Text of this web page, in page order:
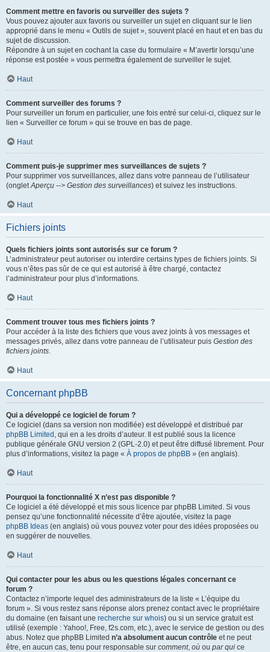
Comment mettre en favoris ou surveiller des sujets ?
Vous pouvez ajouter aux favoris ou surveiller un sujet en cliquant sur le lien
approprié dans le menu « Outils de sujet », souvent placé en haut et en bas du
sujet de discussion.
Répondre à un sujet en cochant la case du formulaire « M’avertir lorsqu’une
réponse est postée » vous permettra également de surveiller le sujet.
Haut
Comment surveiller des forums ?
Pour surveiller un forum en particulier, une fois entré sur celui-ci, cliquez sur le
lien « Surveiller ce forum » qui se trouve en bas de page.
Haut
Comment puis-je supprimer mes surveillances de sujets ?
Pour supprimer vos surveillances, allez dans votre panneau de l’utilisateur
(ongletAperçu --> Gestion des surveillances) et suivez les instructions.
Haut
Fichiers joints
Quels fichiers joints sont autorisés sur ce forum ?
L’administrateur peut autoriser ou interdire certains types de fichiers joints. Si
vous n’êtes pas sûr de ce qui est autorisé à être chargé, contactez
l’administrateur pour plus d’informations.
Haut
Comment trouver tous mes fichiers joints ?
Pour accéder à la liste des fichiers que vous avez joints à vos messages et
messages privés, allez dans votre panneau de l’utilisateur puis Gestion des
fichiers joints.
Haut
Concernant phpBB
Qui a développé ce logiciel de forum ?
Ce logiciel (dans sa version non modifiée) est développé et distribué par
phpBB Limited , qui en a les droits d’auteur. Il est publié sous la licence
publique générale GNU version 2 (GPL-2.0) et peut être diffusé librement. Pour
plus d’informations, visitez la page « À propos de phpBB » (en anglais).
Haut
Pourquoi la fonctionnalité X n’est pas disponible ?
Ce logiciel a été développé et mis sous licence par phpBB Limited. Si vous
pensez qu’une fonctionnalité nécessite d’être ajoutée, visitez la page
phpBB Ideas (en anglais) où vous pouvez voter pour des idées proposées ou
en suggérer de nouvelles.
Haut
Qui contacter pour les abus ou les questions légales concernant ce
forum ?
Contactez n’importe lequel des administrateurs de la liste « L’équipe du
forum ». Si vous restez sans réponse alors prenez contact avec le propriétaire
du domaine (en faisant une recherche sur whois) ou si un service gratuit est
utilisé (exemple : Yahoo!, Free, f2s.com, etc.), avec le service de gestion ou des
abus. Notez que phpBB Limited n’a absolument aucun contrôle et ne peut
être, en aucun cas, tenu pour responsable sur comment, où ou par qui ce